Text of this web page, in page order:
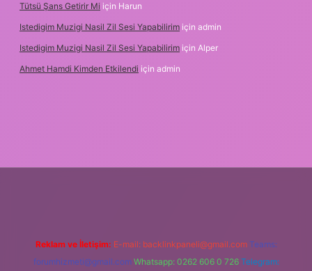
Tütsü Şans Getirir Mi için Harun
Istedigim Muzigi Nasil Zil Sesi Yapabilirim için admin
Istedigim Muzigi Nasil Zil Sesi Yapabilirim için Alper
Ahmet Hamdi Kimden Etkilendi için admin
Reklam ve İletişim: E-mail: backlinkpaneli@gmail.com Teams:
forumhizmeti@gmail.com Whatsapp: 0262 606 0 726 Telegram: